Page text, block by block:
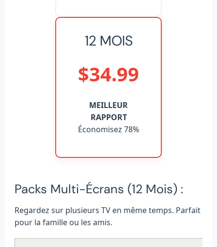
12 MOIS
$34.99
MEILLEUR
RAPPORT
Économisez 78%
Packs Multi-Écrans (12 Mois) :
Regardez sur plusieurs TV en même temps. Parfait
pour la famille ou les amis.